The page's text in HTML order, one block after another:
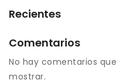
Recientes
Comentarios
No hay comentarios que
mostrar.